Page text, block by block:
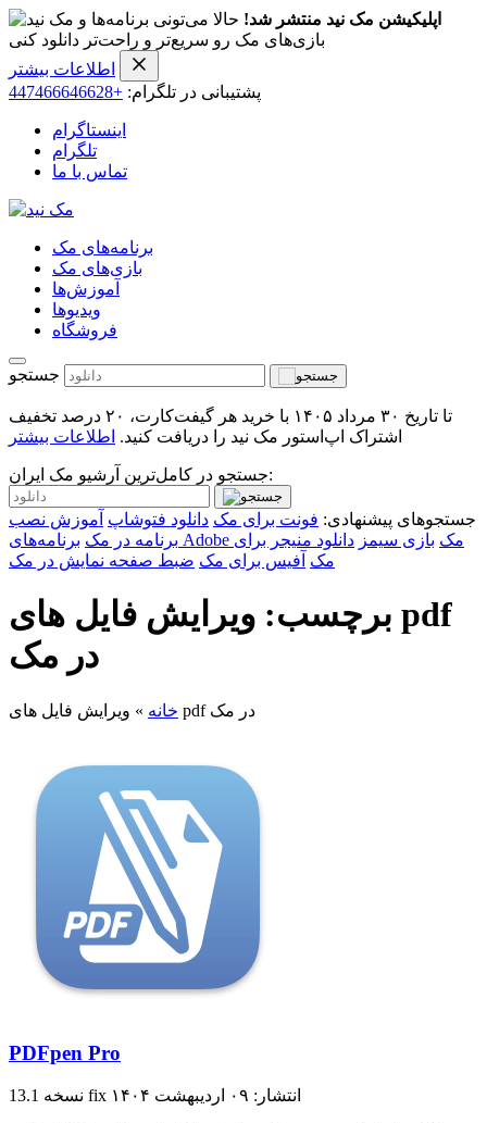
اپلیکیشن مک نید منتشر شد! حالا می‌تونی برنامه‌ها و
بازی‌های مک رو سریع‌تر و راحت‌تر دانلود کنی
اطلاعات بیشتر
پشتیبانی در تلگرام: +447466646628
اینستاگرام
تلگرام
تماس با ما
برنامه‌های مک
بازی‌های مک
آموزش‌ها
ویدیو‌ها
فروشگاه
جستجو
تا تاریخ ۳۰ مرداد ۱۴۰۵ با خرید هر گیفت‌کارت، ۲۰ درصد تخفیف
اشتراک اپ‌استور مک نید را دریافت کنید. اطلاعات بیشتر
جستجو در کامل‌ترین آرشیو مک ایران:
جستجوهای پیشنهادی: فونت برای مک دانلود فتوشاپ آموزش نصب
برنامه در مک
برنامه‌های Adobe مک بازی سیمز دانلود منیجر برای
مک آفیس برای مک ضبط صفحه نمایش در مک
برچسب: ویرایش فایل های pdf
در مک
خانه » ویرایش فایل های pdf در مک
PDFpen Pro
نسخه 13.1 fix انتشار: ۰۹ اردیبهشت ۱۴۰۴